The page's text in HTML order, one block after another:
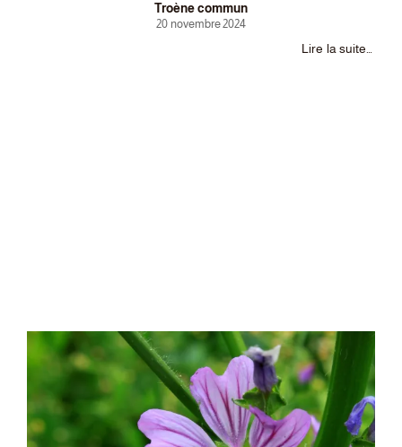
Troène commun
20 novembre 2024
Lire la suite…